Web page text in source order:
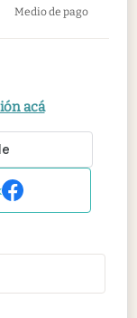
Medio de pago
acá